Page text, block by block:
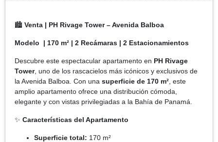
🏙️ Venta | PH Rivage Tower – Avenida Balboa
Modelo | 170 m² | 2 Recámaras | 2 Estacionamientos
Descubre este espectacular apartamento en PH Rivage
Tower, uno de los rascacielos más icónicos y exclusivos de
la Avenida Balboa. Con una superficie de 170 m² , este
amplio apartamento ofrece una distribución cómoda,
elegante y con vistas privilegiadas a la Bahía de Panamá.
✨ Características del Apartamento
Superficie total: 170 m²